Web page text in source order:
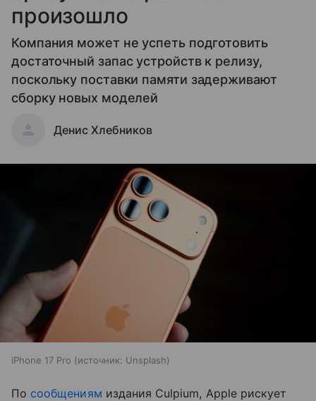
произошло
Компания может не успеть подготовить
достаточный запас устройств к релизу,
поскольку поставки памяти задерживают
сборку новых моделей
Денис Хлебников
iPhone 17 Pro источник: Unsplash
По сообщениям издания Culpium, Apple рискует